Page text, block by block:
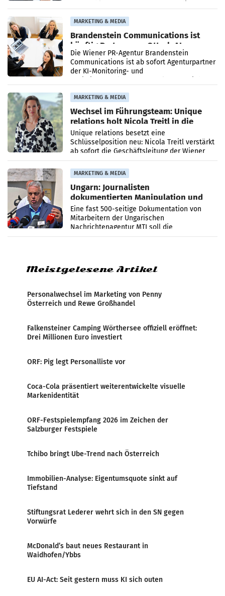
MARKETING & MEDIA
Brandenstein Communications ist
künftig Partner von OtterlyAI
Die Wiener PR-Agentur Brandenstein
Communications ist ab sofort Agenturpartner
der KI-Monitoring- und
MARKETING & MEDIA
Wechsel im Führungsteam: Unique
relations holt Nicola Treitl in die
Geschäftsleitung
Unique relations besetzt eine
Schlüsselposition neu: Nicola Treitl verstärkt
ab sofort die Geschäftsleitung der Wiener
PR-Agentur an der Seite von Josef Kalina und
Anna Kalina-Mahr.
MARKETING & MEDIA
Ungarn: Journalisten
dokumentierten Manipulation und
Zensur
Eine fast 500-seitige Dokumentation von
Mitarbeitern der Ungarischen
Nachrichtenagentur MTI soll die
systematische Nachrichten-Manipulation und
Meistgelesene Artikel
Personalwechsel im Marketing von Penny
Österreich und Rewe Großhandel
Falkensteiner Camping Wörthersee offiziell eröffnet:
Drei Millionen Euro investiert
ORF: Pig legt Personalliste vor
Coca-Cola präsentiert weiterentwickelte visuelle
Markenidentität
ORF-Festspielempfang 2026 im Zeichen der
Salzburger Festspiele
Tchibo bringt Ube-Trend nach Österreich
Immobilien-Analyse: Eigentumsquote sinkt auf
Tiefstand
Stiftungsrat Lederer wehrt sich in den SN gegen
Vorwürfe
McDonald’s baut neues Restaurant in
Waidhofen/Ybbs
EU AI-Act: Seit gestern muss KI sich outen